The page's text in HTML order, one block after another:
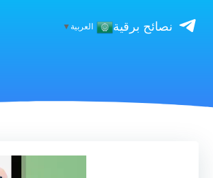
نصائح برقية العربية▼